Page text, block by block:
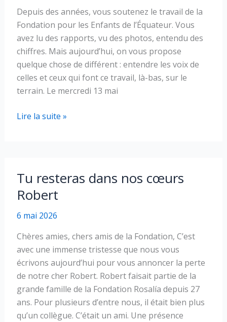
la
voix
femmes
Depuis des années, vous soutenez le travail de la
Fondation pour les Enfants de l’Équateur. Vous
avez lu des rapports, vu des photos, entendu des
chiffres. Mais aujourd’hui, on vous propose
quelque chose de différent : entendre les voix de
celles et ceux qui font ce travail, là-bas, sur le
terrain. Le mercredi 13 mai
WEBINAIRE
mai
à
(Heure
de
l’Équateur)
Lire la suite »
Tu resteras dans nos cœurs
Robert
6 mai 2026
Chères amies, chers amis de la Fondation, C’est
avec une immense tristesse que nous vous
écrivons aujourd’hui pour vous annoncer la perte
de notre cher Robert. Robert faisait partie de la
grande famille de la Fondation Rosalía depuis 27
ans. Pour plusieurs d’entre nous, il était bien plus
qu’un collègue. C’était un ami. Une présence